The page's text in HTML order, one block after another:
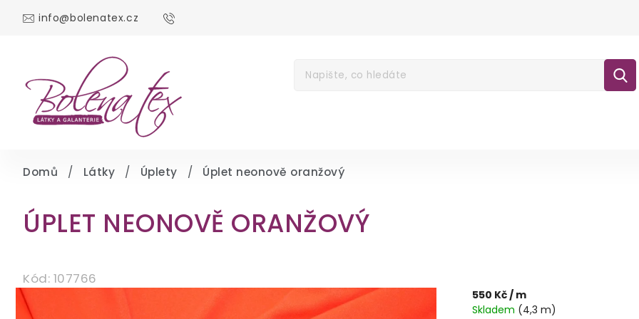
info@bolenatex.cz
Domů / Látky / Úplety / Úplet neonově oranžový
ÚPLET NEONOVĚ ORANŽOVÝ
Kód: 107766
550 Kč/ m
Skladem (4,3 m)